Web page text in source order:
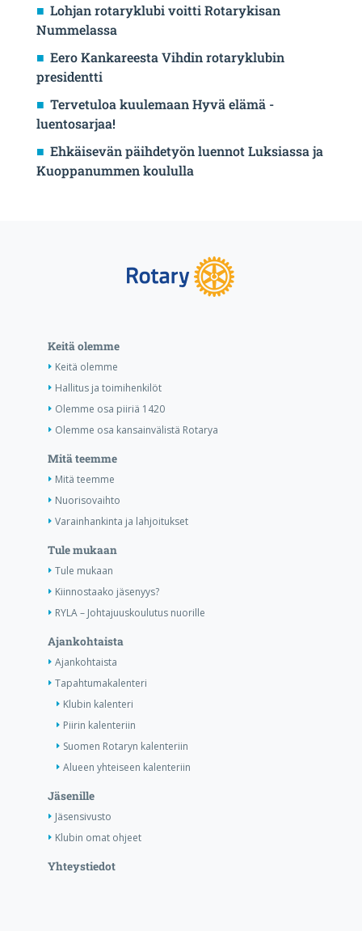
Lohjan rotaryklubi voitti Rotarykisan
Nummelassa
Eero Kankareesta Vihdin rotaryklubin
presidentti
Tervetuloa kuulemaan Hyvä elämä -
luentosarjaa!
Ehkäisevän päihdetyön luennot Luksiassa ja
Kuoppanummen koululla
Keitä olemme
Keitä olemme
Hallitus ja toimihenkilöt
Olemme osa piiriä 1420
Olemme osa kansainvälistä Rotarya
Mitä teemme
Mitä teemme
Nuorisovaihto
Varainhankinta ja lahjoitukset
Tule mukaan
Tule mukaan
Kiinnostaako jäsenyys?
RYLA – Johtajuuskoulutus nuorille
Ajankohtaista
Ajankohtaista
Tapahtumakalenteri
Klubin kalenteri
Piirin kalenteriin
Suomen Rotaryn kalenteriin
Alueen yhteiseen kalenteriin
Jäsenille
Jäsensivusto
Klubin omat ohjeet
Yhteystiedot